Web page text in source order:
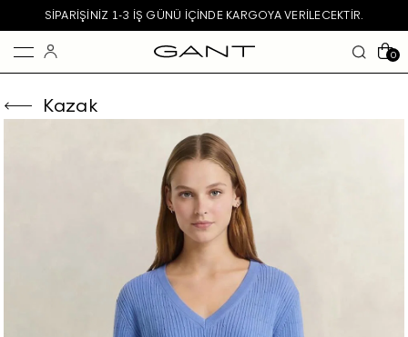
SIPARIŞINIZ 1-3 IŞ GÜNÜ IÇINDE KARGOYA VERILECEKTIR.
0
Kazak